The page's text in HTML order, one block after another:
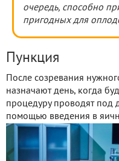
очередь, способно
пригодных для
Пункция
После созревания
назначают день, когда
процедуру проводят под
помощью введения в